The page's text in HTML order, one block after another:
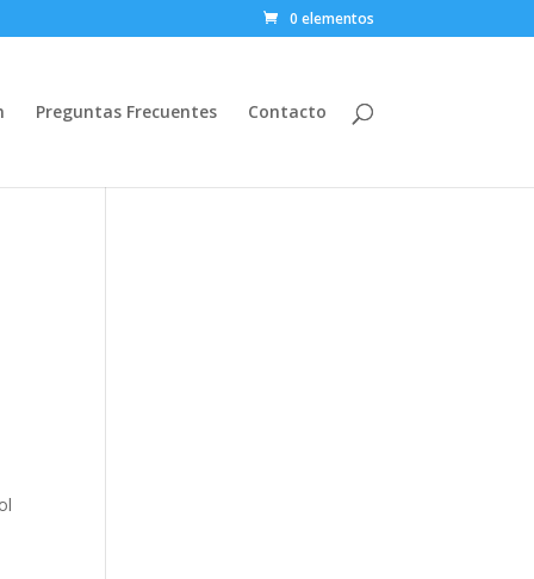
0 elementos
Preguntas Frecuentes Contacto